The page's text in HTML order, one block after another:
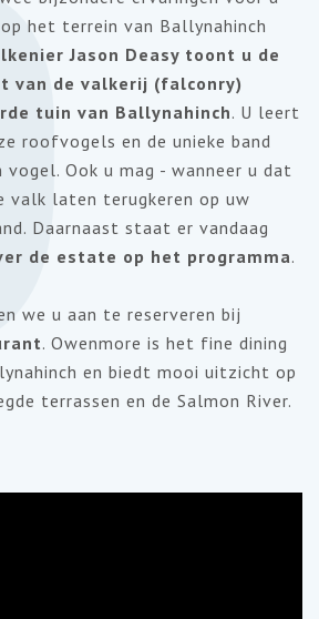
het terrein van Ballynahinch
Jason Deasy toont u de
van de valkerij (falconry)
tuin van Ballynahinch. U leert
roofvogels en de unieke band
Ook u mag - wanneer u dat
valk laten terugkeren op uw
Daarnaast staat er vandaag
de estate op het programma.
we u aan te reserveren bij
. Owenmore is het fine dining
en biedt mooi uitzicht op
terrassen en de Salmon River.